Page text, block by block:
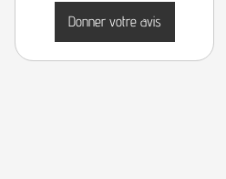
Donner votre avis